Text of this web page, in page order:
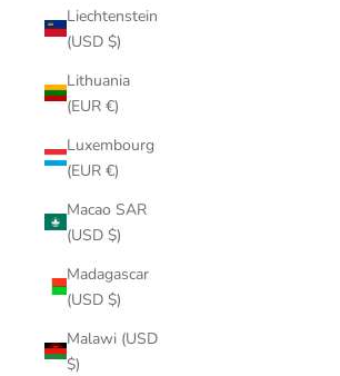
Liechtenstein
(USD $)
Lithuania
(EUR €)
Luxembourg
(EUR €)
Macao SAR
(USD $)
Madagascar
(USD $)
Malawi (USD
$)